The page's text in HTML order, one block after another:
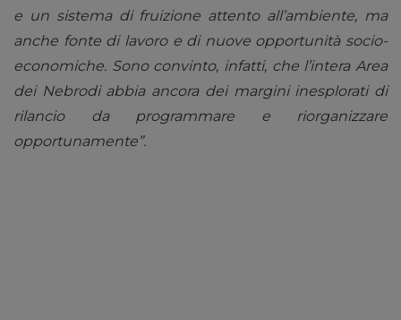
e un sistema di fruizione attento all’ambiente, ma
anche fonte di lavoro e di nuove opportunità socio-
economiche. Sono convinto, infatti, che l’intera Area
dei Nebrodi abbia ancora dei margini inesplorati di
rilancio da programmare e riorganizzare
opportunamente”.